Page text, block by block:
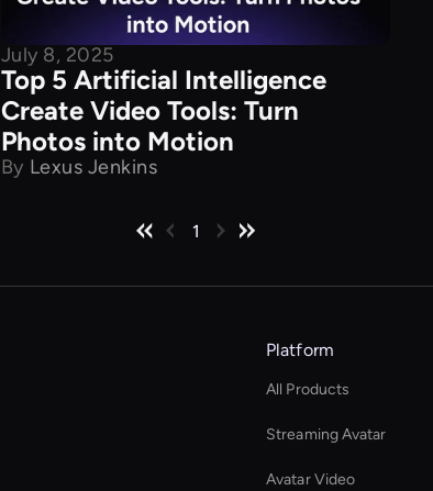
July 8, 2025
Top 5 Artificial Intelligence
Create Video Tools: Turn
Photos into Motion
By Lexus Jenkins
1
Platform
All Products
Streaming Avatar
Avatar Video